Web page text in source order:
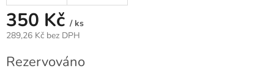
350 Kč / ks
289,26 Kč bez DPH
cena:
Rezervováno